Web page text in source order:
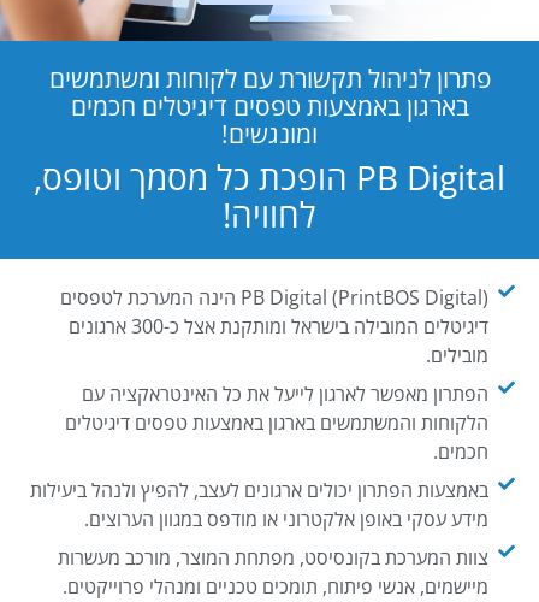
פתרון לניהול תקשורת עם לקוחות ומשתמשים
בארגון באמצעות טפסים דיגיטלים חכמים
ומונגשים!
PB Digital הופכת כל מסמך וטופס,
לחוויה!
PB Digital (PrintBOS Digital) הינה המערכת לטפסים
דיגיטלים המובילה בישראל ומותקנת אצל כ-300 ארגונים
מובילים.
הפתרון מאפשר לארגון לייעל את כל האינטראקציה עם
הלקוחות והמשתמשים בארגון באמצעות טפסים דיגיטלים
חכמים.
באמצעות הפתרון יכולים ארגונים לעצב, להפיץ ולנהל ביעילות
מידע עסקי באופן אלקטרוני או מודפס במגוון הערוצים.
צוות המערכת בקונסיסט, מפתחת המוצר, מורכב מעשרות
מיישמים, אנשי פיתוח, תומכים טכניים ומנהלי פרוייקטים.